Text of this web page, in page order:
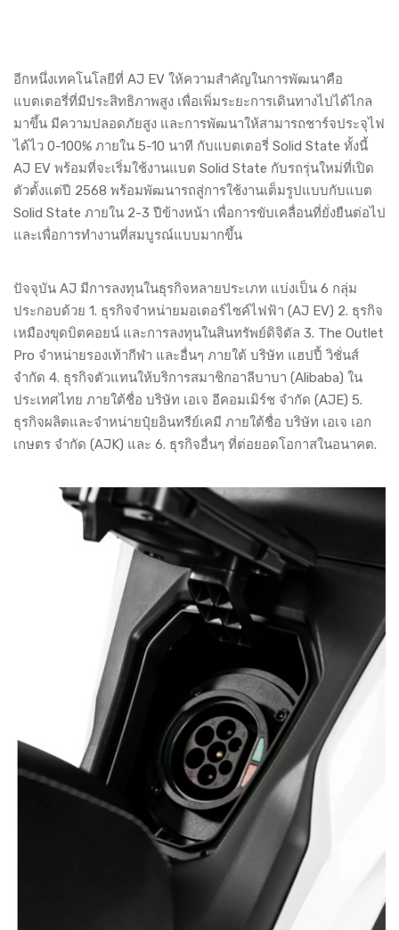
อีกหนึ่งเทคโนโลยีที่ AJ EV ให้ความสำคัญในการพัฒนาคือ
แบตเตอรี่ที่มีประสิทธิภาพสูง เพื่อเพิ่มระยะการเดินทางไปได้ไกล
มาขึ้น มีความปลอดภัยสูง และการพัฒนาให้สามารถชาร์จประจุไฟ
ได้ไว 0-100% ภายใน 5-10 นาที กับแบตเตอรี่ Solid State ทั้งนี้
AJ EV พร้อมที่จะเริ่มใช้งานแบต Solid State กับรถรุ่นใหม่ที่เปิด
ตัวตั้งแต่ปี 2568 พร้อมพัฒนารถสู่การใช้งานเต็มรูปแบบกับแบต
Solid State ภายใน 2-3 ปีข้างหน้า เพื่อการขับเคลื่อนที่ยั่งยืนต่อไป
และเพื่อการทำงานที่สมบูรณ์แบบมากขึ้น
ปัจจุบัน AJ มีการลงทุนในธุรกิจหลายประเภท แบ่งเป็น 6 กลุ่ม
ประกอบด้วย 1. ธุรกิจจำหน่ายมอเตอร์ไซค์ไฟฟ้า (AJ EV) 2. ธุรกิจ
เหมืองขุดบิตคอยน์ และการลงทุนในสินทรัพย์ดิจิตัล 3. The Outlet
Pro จำหน่ายรองเท้ากีฬา และอื่นๆ ภายใต้ บริษัท แฮปปี้ วิชั่นส์
จำกัด 4. ธุรกิจตัวแทนให้บริการสมาชิกอาลีบาบา (Alibaba) ใน
ประเทศไทย ภายใต้ชื่อ บริษัท เอเจ อีคอมเมิร์ช จำกัด (AJE) 5.
ธุรกิจผลิตและจำหน่ายปุ๋ยอินทรีย์เคมี ภายใต้ชื่อ บริษัท เอเจ เอก
เกษตร จำกัด (AJK) และ 6. ธุรกิจอื่นๆ ที่ต่อยอดโอกาสในอนาคต.